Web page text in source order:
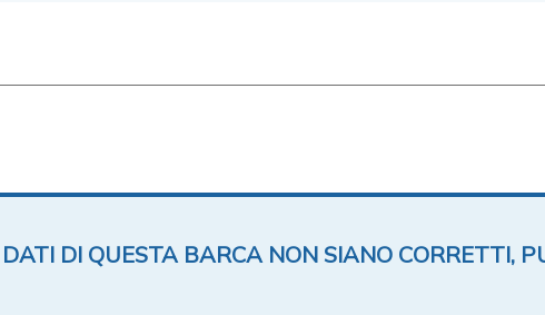
DATI DI QUESTA BARCA NON SIANO CORRETTI,